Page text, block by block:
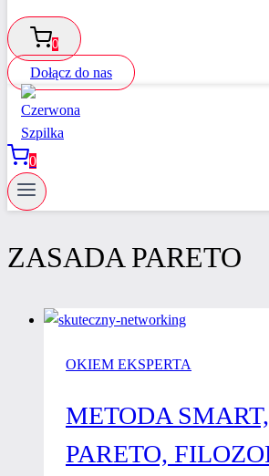
0
Dołącz do nas
0
ZASADA PARETO
OKIEM EKSPERTA
METODA
PARETO,